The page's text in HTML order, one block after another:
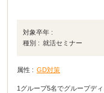
対象卒年 :
種別 : 就活セミナー
属性 : GD対策
1グループ5名でグループデ